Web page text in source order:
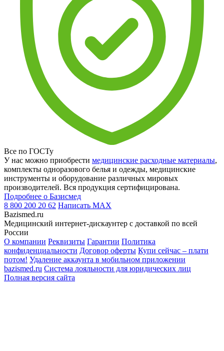
Все по ГОСТу
У нас можно приобрести медицинские расходные материалы,
комплекты одноразового белья и одежды, медицинские
инструменты и оборудование различных мировых
производителей. Вся продукция сертифицирована.
Подробнее о Базисмед
8 800 200 20 62 Написать MAX
Bazismed.ru
Медицинский интернет-дискаунтер с доставкой по всей
России
О компании Реквизиты Гарантии Политика
конфиденциальности Договор оферты Купи сейчас – плати
потом! Удаление аккаунта в мобильном приложении
bazismed.ru Система лояльности для юридических лиц
Полная версия сайта